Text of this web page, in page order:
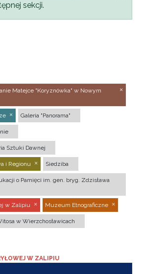
sekcji.
Matejce "Koryznówka" w Nowym
Galeria "Panorama"
Sztuki Dawnej
i Regionu Siedziba
o Pamięci im. gen. bryg. Zdzisława
w Zalipiu Muzeum Etnograficzne
w Wierzchosławicach
W ZALIPIU